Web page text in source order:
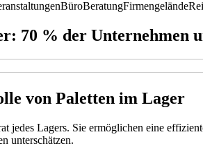
BüroBeratungFirmengelände
70 % der Unternehmen
von Paletten im Lager
jedes Lagers. Sie ermöglichen eine
unterschätzen.